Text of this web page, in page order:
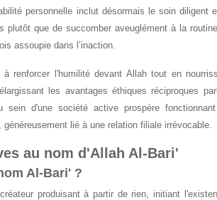
La vie du Prophète racontée...
personnelle inclut désormais le soin diligent
que de succomber aveuglément à la
assoupie dans l’inaction.
renforcer l'humilité devant Allah tout en
les avantages éthiques réciproques
sein d'une société active prospère
lié à une relation filiale irrévocable.
au nom d'Allah Al-Bari'
Al-Bari' ?
produisant à partir de rien, initiant